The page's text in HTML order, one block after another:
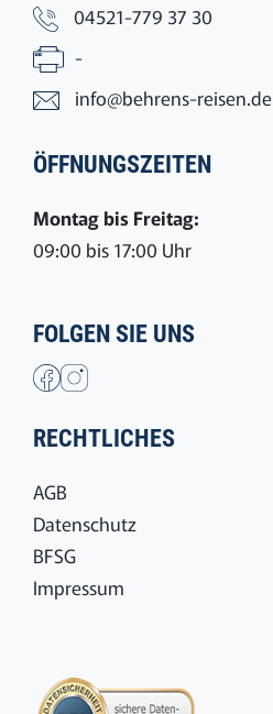
04521-779 37 30
-
info@behrens-reisen.de
ÖFFNUNGSZEITEN
Montag bis Freitag:
09:00 bis 17:00 Uhr
FOLGEN SIE UNS
RECHTLICHES
AGB
Datenschutz
BFSG
Impressum